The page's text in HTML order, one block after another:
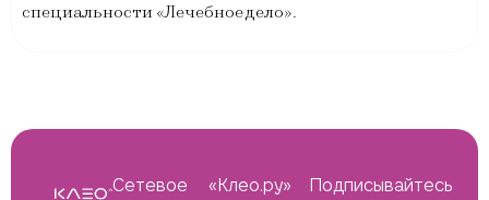
специальности «Лечебное дело».
Сетевое
«Клео.ру»
Подписывайтесь